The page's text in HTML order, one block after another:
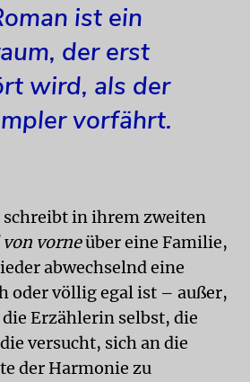
ist ein
der erst
wird, als der
vorfährt.
in ihrem zweiten
vorneüber eine Familie,
abwechselnd eine
oder völlig egal ist – außer,
Erzählerin selbst, die
versucht, sich an die
der Harmonie zu